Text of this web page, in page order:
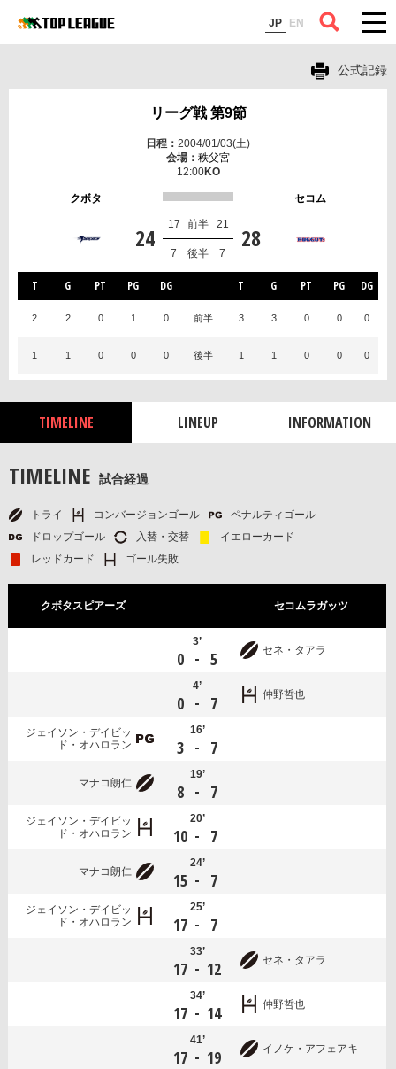
JP EN
コラム
公式記録
リーグ戦 第9節
2004/01/03(土)
秩父宮
12:00
クボタ セコム
24 28
前半
17 21
後半
7 7
T G PT PG DG T G PT PG DG
2 2 0 1 0 前半 3 3 0 0 0
1 1 0 0 0 後半 1 1 0 0 0
TIMELINE LINEUP INFORMATION
TIMELINE 試合経過
トライ コンバージョンゴール
ペナルティゴール
ドロップゴール
入替・交替
イエローカード
レッドカード
ゴール失敗
クボタスピアーズ セコムラガッツ
3’
0 - 5 セネ・タアラ
4’
0 - 7 仲野哲也
ジェイソン・デイビッ
ド・オハロラン
16’
3 - 7
マナコ朗仁
19’
8 - 7
ジェイソン・デイビッ
ド・オハロラン
20’
10 - 7
マナコ朗仁
24’
15 - 7
ジェイソン・デイビッ
ド・オハロラン
25’
17 - 7
33’
17 - 12 セネ・タアラ
34’
17 - 14 仲野哲也
41’
17 - 19 イノケ・アフェアキ